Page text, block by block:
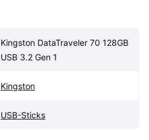
Kingston DataTraveler 70 128GB
USB 3.2 Gen 1
Kingston
USB-Sticks